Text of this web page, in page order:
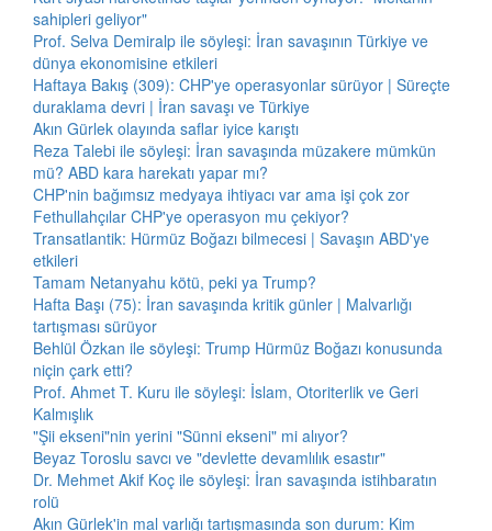
sahipleri geliyor"
Prof. Selva Demiralp ile söyleşi: İran savaşının Türkiye ve
dünya ekonomisine etkileri
Haftaya Bakış (309): CHP'ye operasyonlar sürüyor | Süreçte
duraklama devri | İran savaşı ve Türkiye
Akın Gürlek olayında saflar iyice karıştı
Reza Talebi ile söyleşi: İran savaşında müzakere mümkün
mü? ABD kara harekatı yapar mı?
CHP'nin bağımsız medyaya ihtiyacı var ama işi çok zor
Fethullahçılar CHP'ye operasyon mu çekiyor?
Transatlantik: Hürmüz Boğazı bilmecesi | Savaşın ABD'ye
etkileri
Tamam Netanyahu kötü, peki ya Trump?
Hafta Başı (75): İran savaşında kritik günler | Malvarlığı
tartışması sürüyor
Behlül Özkan ile söyleşi: Trump Hürmüz Boğazı konusunda
niçin çark etti?
Prof. Ahmet T. Kuru ile söyleşi: İslam, Otoriterlik ve Geri
Kalmışlık
"Şii ekseni"nin yerini "Sünni ekseni" mi alıyor?
Beyaz Toroslu savcı ve "devlette devamlılık esastır"
Dr. Mehmet Akif Koç ile söyleşi: İran savaşında istihbaratın
rolü
Akın Gürlek'in mal varlığı tartışmasında son durum: Kim